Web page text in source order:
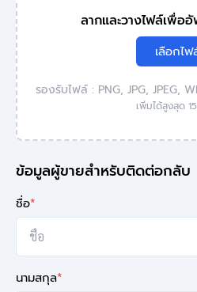
ลากและวางไฟล์เพื่อ
เลือกไฟ
รองรับไฟล์ : PNG, JPG, JPEG,
เพิ่มได้สูงสุด
ข้อมูลผู้ขายสำหรับติดต่อกลับ
ชื่อ*
นามสกุล*